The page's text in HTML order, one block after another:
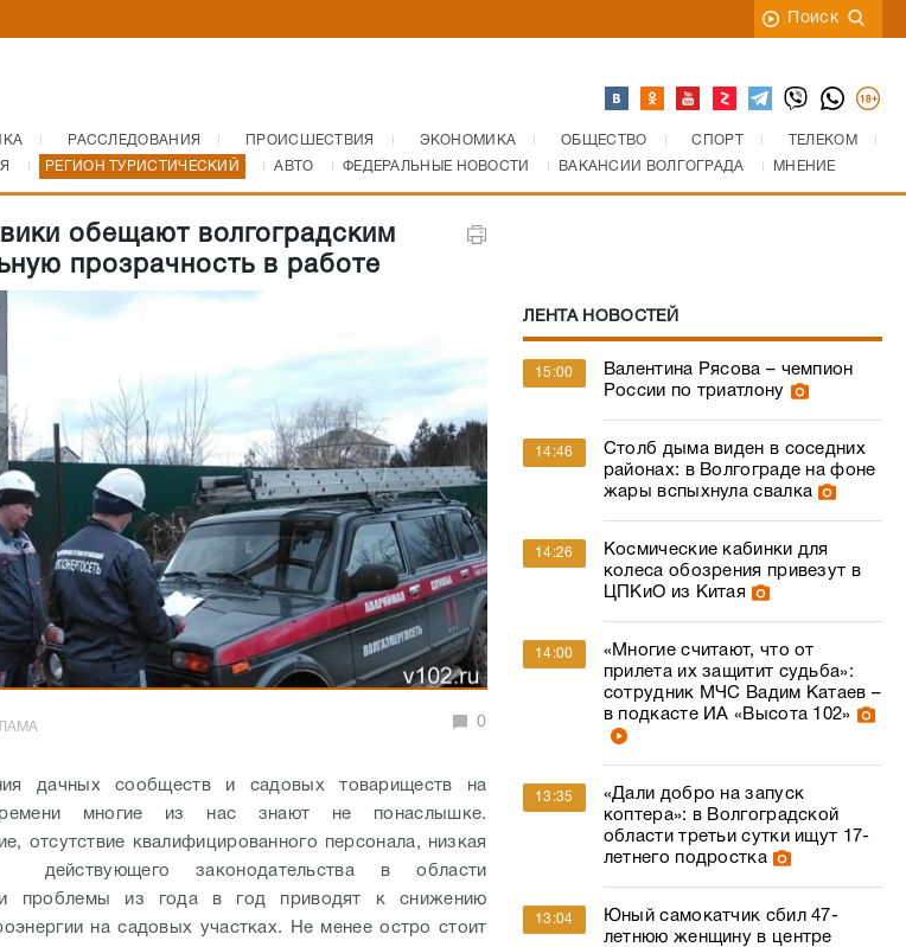
Поиск
РАССЛЕДОВАНИЯ ПРОИСШЕСТВИЯ ЭКОНОМИКА ОБЩЕСТВО СПОРТ
ТЕЛЕКОМ
РЕГИОН ТУРИСТИЧЕСКИЙ АВТО ФЕДЕРАЛЬНЫЕ НОВОСТИ ВАКАНСИИ ВОЛГОГРАДА МНЕНИЕ
обещают волгоградским
прозрачность в работе
0
дачных сообществ и садовых товариществ на
многие из нас знают не понаслышке.
отсутствие квалифицированного персонала, низкая
действующего законодательства в области
проблемы из года в год приводят к снижению
на садовых участках. Не менее остро стоит
ЛЕНТА НОВОСТЕЙ
15:00
Валентина Рясова – чемпион
России по триатлону
14:46
Столб дыма виден в соседних
районах: в Волгограде на фоне
жары вспыхнула свалка
14:26
Космические кабинки для
колеса обозрения привезут в
ЦПКиО из Китая
14:00
«Многие считают, что от
прилета их защитит судьба»:
сотрудник МЧС Вадим Катаев –
в подкасте ИА «Высота 102»
13:35
«Дали добро на запуск
коптера»: в Волгоградской
области третьи сутки ищут 17-
летнего подростка
13:04
Юный самокатчик сбил 47-
летнюю женщину в центре